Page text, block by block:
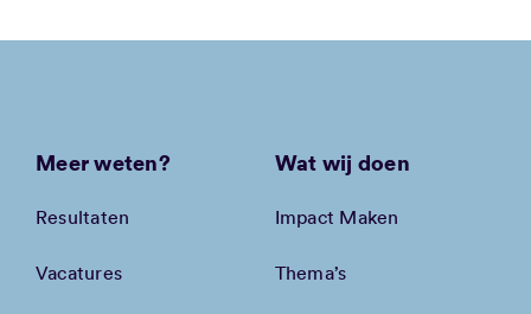
Meer weten?
Resultaten
Vacatures
Wat wij doen
Impact Maken
Thema’s